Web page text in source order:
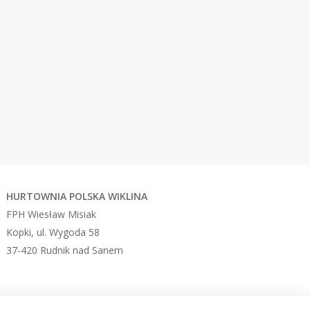
HURTOWNIA POLSKA WIKLINA
FPH Wiesław Misiak
Kopki, ul. Wygoda 58
37-420 Rudnik nad Sanem